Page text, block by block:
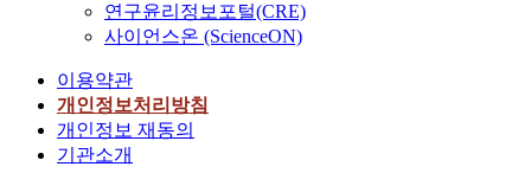
연구윤리정보포털(CRE)
사이언스온 (ScienceON)
이용약관
개인정보처리방침
개인정보 재동의
기관소개